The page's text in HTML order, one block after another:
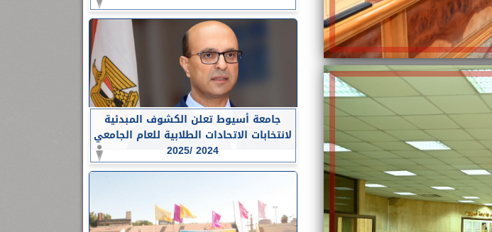
جامعة أسيوط تعلن الكشوف المبدئية
لانتخابات الاتحادات الطلابية للعام الجامعي
2024 /2025